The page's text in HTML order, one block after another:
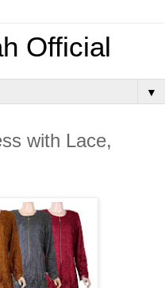
Official
▼
with Lace,